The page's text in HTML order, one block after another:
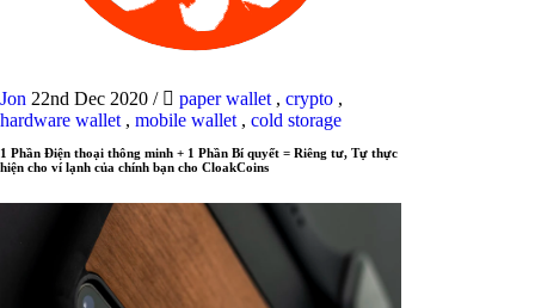
Jon 22nd Dec 2020 / paper wallet , crypto ,
hardware wallet , mobile wallet , cold storage
1 Phần Điện thoại thông minh + 1 Phần Bí quyết = Riêng tư, Tự thực
hiện cho ví lạnh của chính bạn cho CloakCoins